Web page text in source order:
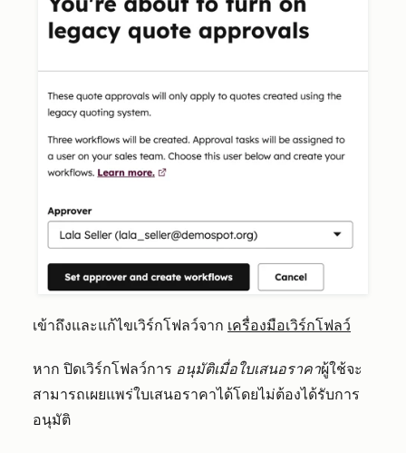
เข้าถึงและแก้ไขเวิร์กโฟลว์จาก เครื่องมือเวิร์กโฟลว์
หาก ปิดเวิร์กโฟลว์การ อนุมัติเมื่อใบเสนอราคาผู้ใช้จะ
สามารถเผยแพร่ใบเสนอราคาได้โดยไม่ต้องได้รับการ
อนุมัติ